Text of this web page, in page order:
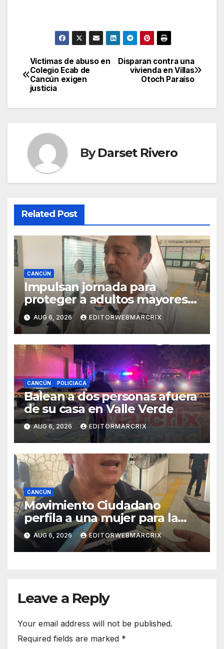
Post
navigation
Disparan contra una
vivienda en Villas
Otoch Paraíso
Víctimas de abuso en
Colegio Ecab de
Cancún exigen
justicia
ByDarset Rivero
Related Post
CANCÚN
Impulsan jornada para
proteger a adultos mayores
de fraudes en Cancún
AUG 6, 2026 EDITORWEBMARCRIX
CANCÚN POLICIACA
Balean a dos personas afuera
de su casa en Valle Verde
AUG 6, 2026 EDITORMARCRIX
CANCÚN
Movimiento Ciudadano
perfila a una mujer para la
candidatura en Cancún
AUG 6, 2026 EDITORWEBMARCRIX
Leave a Reply
Your email address will not be published.
Required fields are marked *